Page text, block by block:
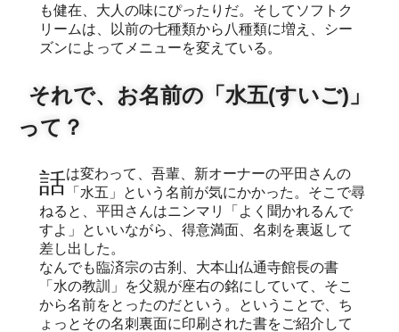
も健在、大人の味にぴったりだ。そしてソフトク
リームは、以前の七種類から八種類に増え、シー
ズンによってメニューを変えている。
それで、お名前の「水五(すいご)」
って？
話は変わって、吾輩、新オーナーの平田さんの 「水五」という名前が気にかかった。そこで尋
ねると、平田さんはニンマリ「よく聞かれるんで
すよ」といいながら、得意満面、名刺を裏返して
差し出した。
なんでも臨済宗の古刹、大本山仏通寺館長の書
「水の教訓」を父親が座右の銘にしていて、そこ
から名前をとったのだという。ということで、ち
ょっとその名刺裏面に印刷された書をご紹介して